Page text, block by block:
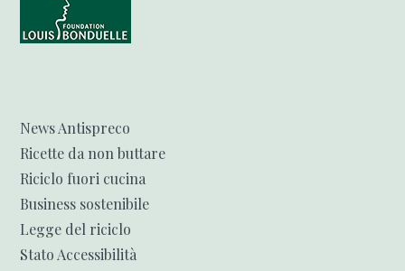
News Antispreco
Ricette da non buttare
Riciclo fuori cucina
Business sostenibile
Legge del riciclo
Stato Accessibilità